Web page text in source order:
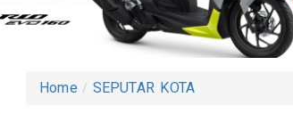
Home SEPUTAR KOTA